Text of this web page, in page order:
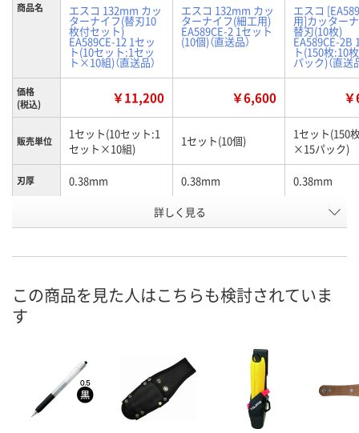
商品名 エスコ 132mm カッ
ターナイフ(替刃10
枚付セット)
EA589CE-12 1セッ
ト(10セット:1セッ
ト×10組)（直送品）
エスコ 132mm カッ
ターナイフ(細工用)
EA589CE-2 1セット
(10個)（直送品）
エスコ
用]カッター
替刃(10枚)
EA589CE-2B
ト(150枚:10
パック)（直送
価格
(税込)
￥11,200 ￥6,600
販売単位
1セット(10セット:1
セット×10組)
1セット(10個)
1セット(150
×15パック)
刃厚 0.38mm 0.38mm 0.38mm
9mm
在庫
8月24日（月）まで
在庫切れです
（次回入荷日未定）
数量
カゴへ
詳しく見る
この商品を見た人はこちらも検討されていま
す